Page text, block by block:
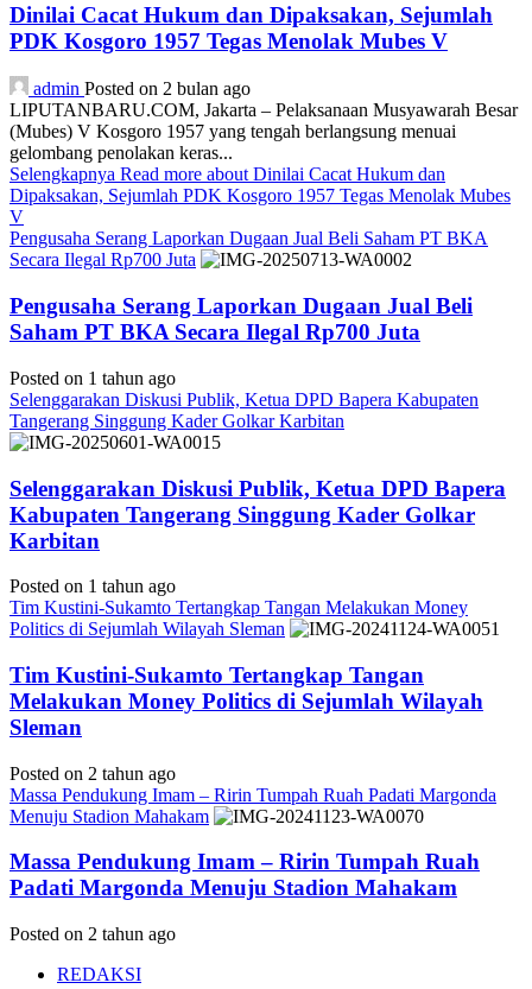
Dinilai Cacat Hukum dan Dipaksakan, Sejumlah
PDK Kosgoro 1957 Tegas Menolak Mubes V
admin Posted on 2 bulan ago
LIPUTANBARU.COM, Jakarta – Pelaksanaan Musyawarah Besar
(Mubes) V Kosgoro 1957 yang tengah berlangsung menuai
gelombang penolakan keras...
Selengkapnya Read more about Dinilai Cacat Hukum dan
Dipaksakan, Sejumlah PDK Kosgoro 1957 Tegas Menolak Mubes
V
Pengusaha Serang Laporkan Dugaan Jual Beli Saham PT BKA
Secara Ilegal Rp700 Juta
Pengusaha Serang Laporkan Dugaan Jual Beli
Saham PT BKA Secara Ilegal Rp700 Juta
Posted on 1 tahun ago
Selenggarakan Diskusi Publik, Ketua DPD Bapera Kabupaten
Tangerang Singgung Kader Golkar Karbitan
Selenggarakan Diskusi Publik, Ketua DPD Bapera
Kabupaten Tangerang Singgung Kader Golkar
Karbitan
Posted on 1 tahun ago
Tim Kustini-Sukamto Tertangkap Tangan Melakukan Money
Politics di Sejumlah Wilayah Sleman
Tim Kustini-Sukamto Tertangkap Tangan
Melakukan Money Politics di Sejumlah Wilayah
Sleman
Posted on 2 tahun ago
Massa Pendukung Imam – Ririn Tumpah Ruah Padati Margonda
Menuju Stadion Mahakam
Massa Pendukung Imam – Ririn Tumpah Ruah
Padati Margonda Menuju Stadion Mahakam
Posted on 2 tahun ago
REDAKSI